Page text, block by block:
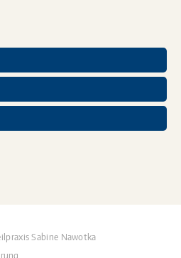
Sabine Nawotka